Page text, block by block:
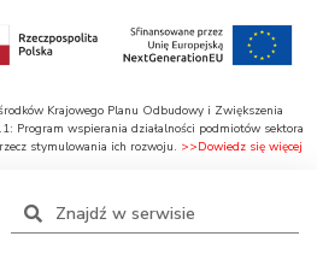
Krajowego Planu Odbudowy i Zwiększenia
Program wspierania działalności podmiotów sektora
stymulowania ich rozwoju. >>Dowiedz się więcej